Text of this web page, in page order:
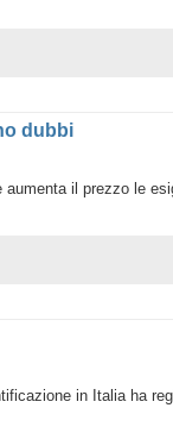
dubbi
il prezzo le
in Italia ha